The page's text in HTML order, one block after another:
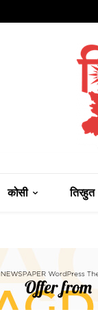
कोसी तिरहुत